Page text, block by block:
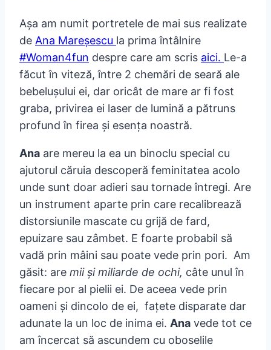
Așa am numit portretele de mai sus realizate
de Ana Mareșescu la prima întâlnire
#Woman4fun despre care am scris aici. Le-a
făcut în viteză, între 2 chemări de seară ale
bebelușului ei, dar oricât de mare ar fi fost
graba, privirea ei laser de lumină a pătruns
profund în firea și esența noastră.
Ana are mereu la ea un binoclu special cu
ajutorul căruia descoperă feminitatea acolo
unde sunt doar adieri sau tornade întregi. Are
un instrument aparte prin care recalibrează
distorsiunile mascate cu grijă de fard,
epuizare sau zâmbet. E foarte probabil să
vadă prin mâini sau poate vede prin pori. Am
găsit: are mii și miliarde de ochi, câte unul în
fiecare por al pielii ei. De aceea vede prin
oameni și dincolo de ei, fațete disparate dar
adunate la un loc de inima ei. Ana vede tot ce
am încercat să ascundem cu oboselile